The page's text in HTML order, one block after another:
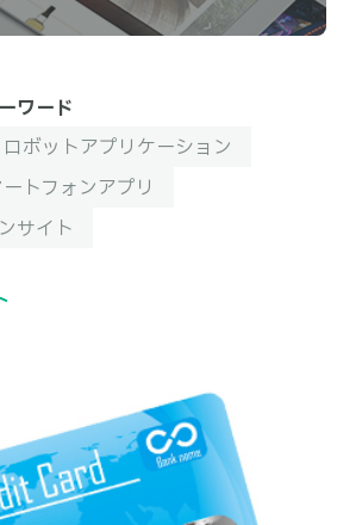
ワード
ロボットアプリケーション
トフォンアプリ
サイト